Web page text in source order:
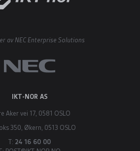
av NEC Enterprise Solutions
IKT-NOR AS
Aker vei 17, 0581 OSLO
350, Økern, 0513 OSLO
T: 24 16 60 00